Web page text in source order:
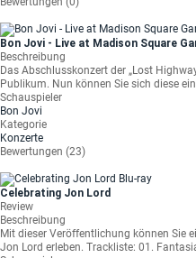
Bon Jovi - Live at Madison Square
Beschreibung
Das Abschlusskonzert der „Lost
Publikum. Nun können Sie sich diese
Schauspieler
Bon Jovi
Kategorie
Konzerte
Bewertungen (23)
Celebrating Jon Lord
Review
Beschreibung
Mit dieser Veröffentlichung können Sie
Jon Lord erleben. Trackliste: 01.